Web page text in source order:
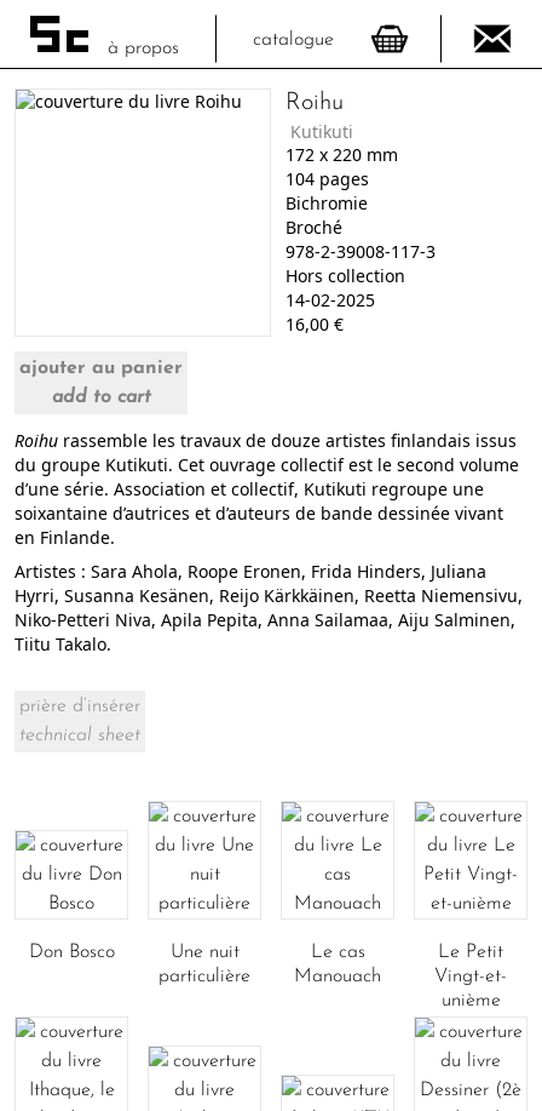
à propos catalogue
Roihu
Kutikuti
172x 220mm
104pages
Bichromie
Broché
978-2-39008-117-3
Hors collection
14-02-2025
16,00€
ajouter au panier
add to cart
Roihu rassemble les travaux de douze artistes finlandais issus
du groupe Kutikuti. Cet ouvrage collectif est le second volume
d’une série. Association et collectif, Kutikuti regroupe une
soixantaine d’autrices et d’auteurs de bande dessinée vivant
en Finlande.
Artistes : Sara Ahola, Roope Eronen, Frida Hinders, Juliana
Hyrri, Susanna Kesänen, Reijo Kärkkäinen, Reetta Niemensivu,
Niko-Petteri Niva, Apila Pepita, Anna Sailamaa, Aiju Salminen,
Tiitu Takalo.
prière d’insérer
technical sheet
Don Bosco
Une nuit
particulière
Le cas
Manouach
Le Petit
Vingt-et-
unième